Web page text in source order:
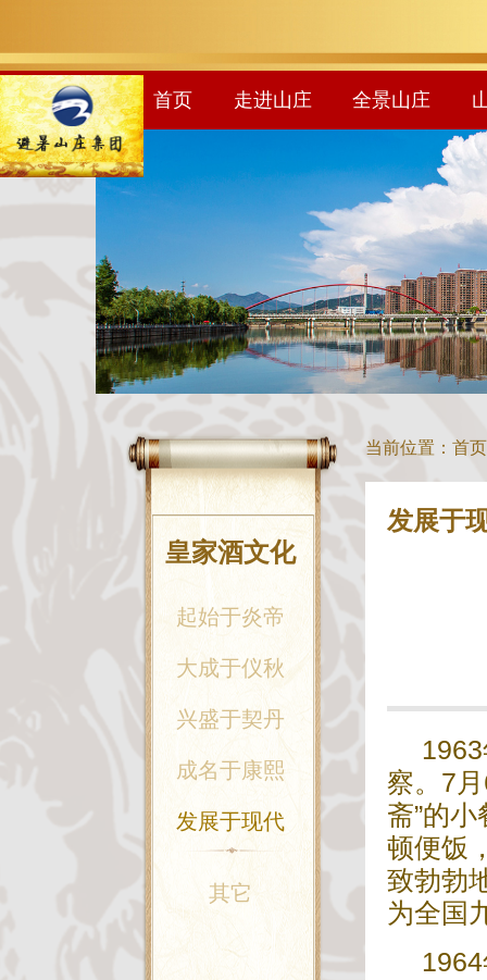
首页 走进山庄 全景山庄
皇家酒文化
起始于炎帝
大成于仪秋
兴盛于契丹
成名于康熙
发展于现代
其它
当前位置：首页
发展于
察。7
斋”的
顿便饭
致勃勃
为全国